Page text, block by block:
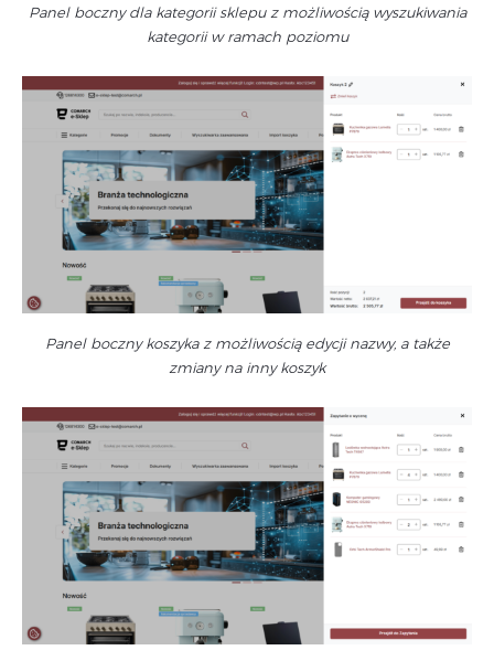
Panel boczny dla kategorii sklepu z możliwością wyszukiwania
kategorii w ramach poziomu
Panel boczny koszyka z możliwością edycji nazwy, a także
zmiany na inny koszyk